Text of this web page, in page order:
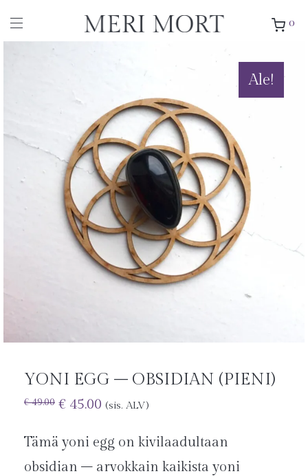
0
Ale!
YONI EGG – OBSIDIAN (PIENI)
€49.00 € 45.00 (sis. ALV)
Tämä yoni egg on kivilaadultaan
obsidian – arvokkain kaikista yoni